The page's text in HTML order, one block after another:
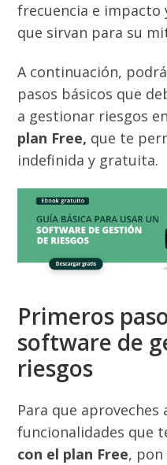
frecuencia e impacto
que sirvan para su
A continuación,
pasos básicos que
a gestionar riesgos en
plan Free, que te
indefinida y gratuita.
Primeros
software de
riesgos
Para que
funcionalidades que
con el plan Free,